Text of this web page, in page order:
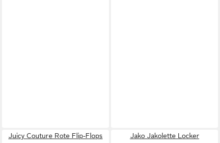
Juicy Couture Rote Flip-Flops
Jako Jakolette Locker